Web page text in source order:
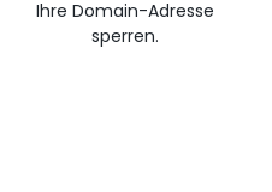
Ihre Domain-Adresse
sperren.